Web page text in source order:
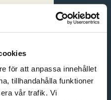
för att anpassa innehållet
tillhandahålla funktioner
vår trafik. Vi
English
Svenska